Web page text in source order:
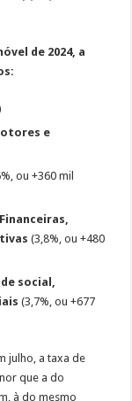
de 2024, a
e
ou +360 mil
(3,8%, ou +480
social,
(3,7%, ou +677
julho, a taxa de
que a do
à do mesmo